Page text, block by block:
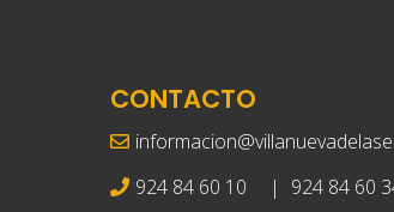
CONTACTO
924 84 60 10
| 924 84 60